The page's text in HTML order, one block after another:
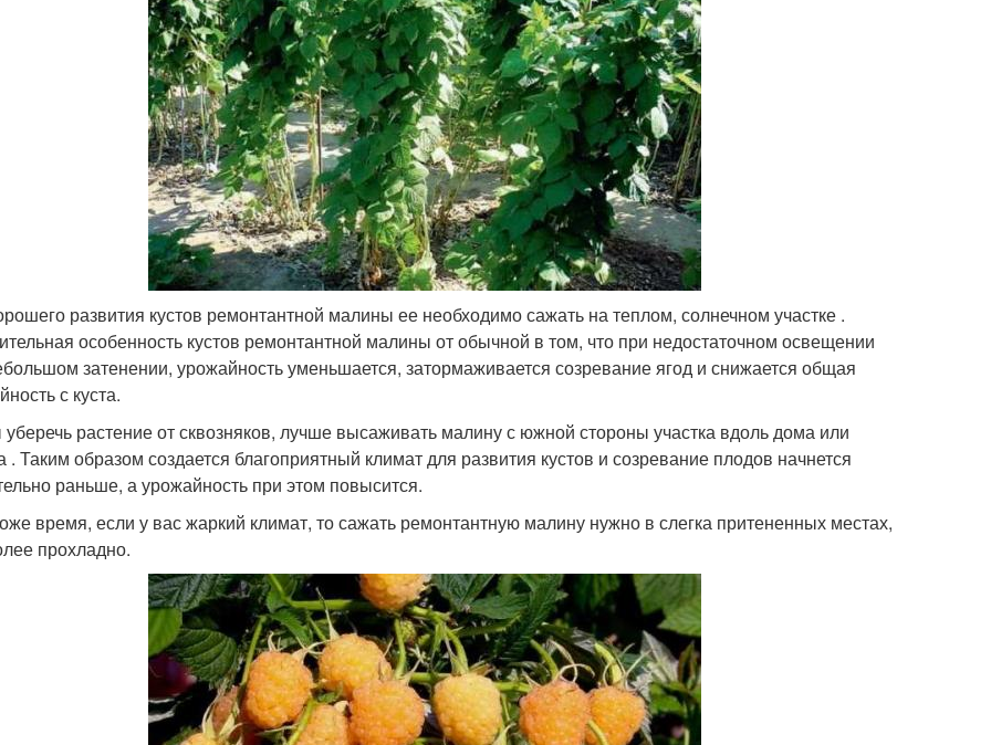
развития кустов ремонтантной малины ее необходимо сажать на теплом, солнечном участке .
особенность кустов ремонтантной малины от обычной в том, что при недостаточном освещении
затенении, урожайность уменьшается, затормаживается созревание ягод и снижается общая
с куста.
растение от сквозняков, лучше высаживать малину с южной стороны участка вдоль дома или
. Таким образом создается благоприятный климат для развития кустов и созревание плодов начнется
раньше, а урожайность при этом повысится.
время, если у вас жаркий климат, то сажать ремонтантную малину нужно в слегка притененных местах,
прохладно.